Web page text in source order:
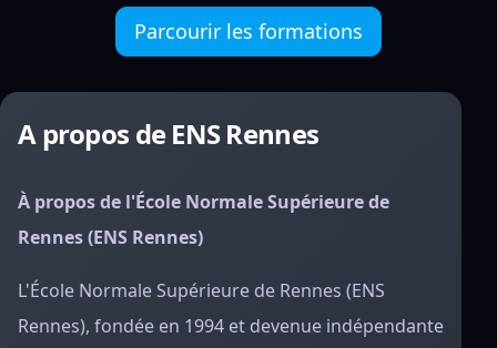
Parcourir les formations
A propos de ENS Rennes
À propos de l'École Normale Supérieure de
Rennes (ENS Rennes)
L'École Normale Supérieure de Rennes (ENS
Rennes), fondée en 1994 et devenue indépendante